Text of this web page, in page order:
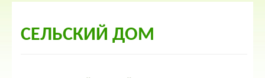
СЕЛЬСКИЙ ДОМ